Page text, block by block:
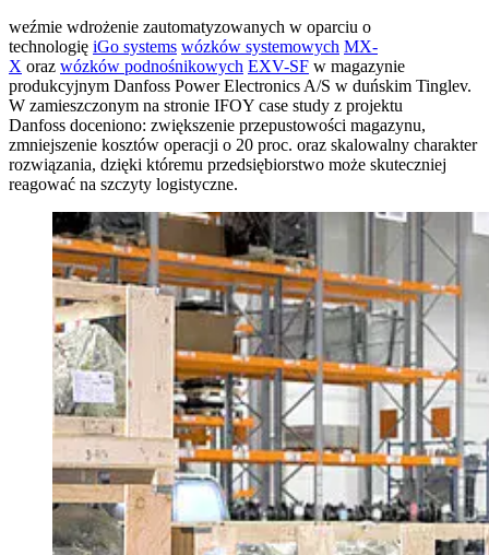
weźmie wdrożenie zautomatyzowanych w oparciu o
technologię iGo systems wózków systemowych MX-
X oraz wózków podnośnikowych EXV-SF w magazynie
produkcyjnym Danfoss Power Electronics A/S w duńskim Tinglev.
W zamieszczonym na stronie IFOY case study z projektu
Danfoss doceniono: zwiększenie przepustowości magazynu,
zmniejszenie kosztów operacji o 20 proc. oraz skalowalny charakter
rozwiązania, dzięki któremu przedsiębiorstwo może skuteczniej
reagować na szczyty logistyczne.